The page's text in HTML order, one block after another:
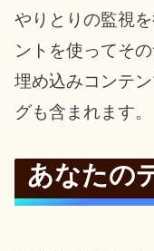
やりとりの監視
ントを使ってそ
埋め込みコンテ
グも含まれます。
あなたの